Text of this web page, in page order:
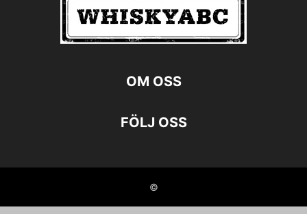
OM OSS
FÖLJ OSS
©